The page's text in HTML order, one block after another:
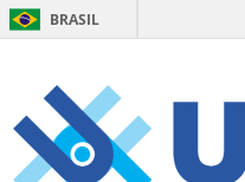
BRASIL